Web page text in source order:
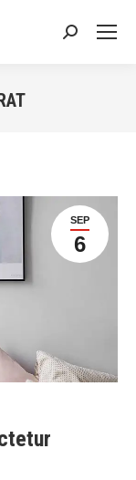
Search:
SEP
6